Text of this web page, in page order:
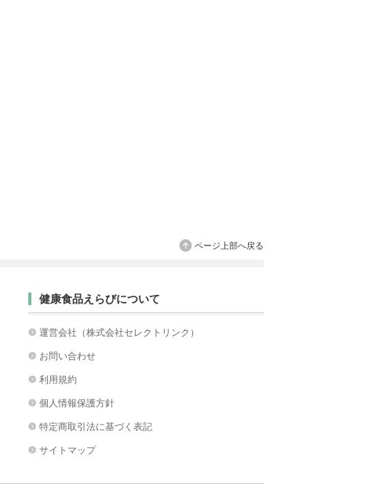
ページ上部へ戻る
健康食品えらびについて
運営会社（株式会社セレクトリンク）
お問い合わせ
利用規約
個人情報保護方針
特定商取引法に基づく表記
サイトマップ